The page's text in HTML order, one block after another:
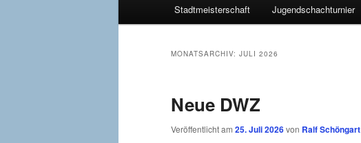
primären
Inhalt
sekundären
Inhalt
Stadtmeisterschaft Jugendschachturnier
MONATSARCHIV: JULI 2026
Neue DWZ
Veröffentlicht am 25. Juli 2026von Ralf Schöngart